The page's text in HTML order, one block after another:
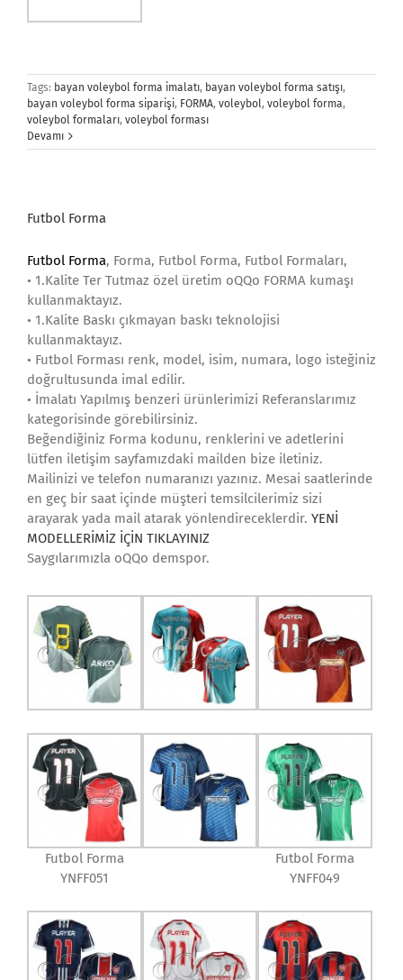
Tags: bayan voleybol forma imalatı, bayan voleybol forma satışı,
bayan voleybol forma siparişi, FORMA, voleybol, voleybol forma,
voleybol formaları, voleybol forması
Devamı
Futbol Forma
Futbol Forma, Forma, Futbol Forma, Futbol Formaları,
• 1.Kalite Ter Tutmaz özel üretim oQQo FORMA kumaşı
kullanmaktayız.
• 1.Kalite Baskı çıkmayan baskı teknolojisi
kullanmaktayız.
• Futbol Forması renk, model, isim, numara, logo isteğiniz
doğrultusunda imal edilir.
• İmalatı Yapılmış benzeri ürünlerimizi Referanslarımız
kategorisinde görebilirsiniz.
Beğendiğiniz Forma kodunu, renklerini ve adetlerini
lütfen iletişim sayfamızdaki mailden bize iletiniz.
Mailinizi ve telefon numaranızı yazınız. Mesai saatlerinde
en geç bir saat içinde müşteri temsilcilerimiz sizi
arayarak yada mail atarak yönlendireceklerdir. YENİ
MODELLERİMİZ İÇİN TIKLAYINIZ
Saygılarımızla oQQo demspor.
Futbol Forma
YNFF051
Futbol Forma
YNFF049